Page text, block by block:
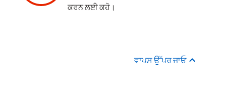
ਕਰਨ ਲਈ ਕਹੋ।
ਵਾਪਸ ਉੱਪਰ ਜਾਓ